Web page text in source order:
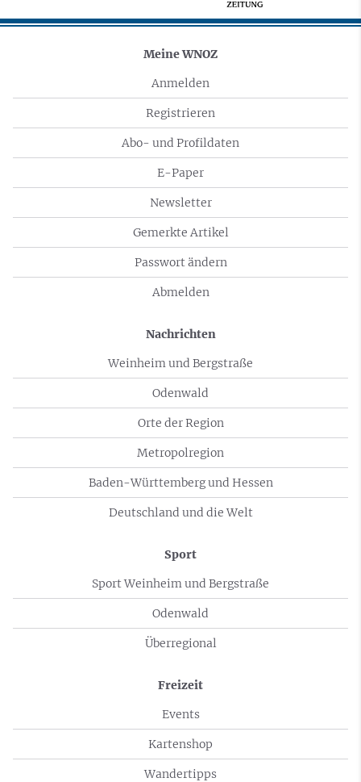
Meine WNOZ
Anmelden
Registrieren
Abo- und Profildaten
E-Paper
Newsletter
Gemerkte Artikel
Passwort ändern
Abmelden
Nachrichten
Weinheim und Bergstraße
Odenwald
Orte der Region
Metropolregion
Baden-Württemberg und Hessen
Deutschland und die Welt
Sport
Sport Weinheim und Bergstraße
Odenwald
Überregional
Freizeit
Events
Kartenshop
Wandertipps